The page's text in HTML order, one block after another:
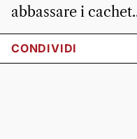
abbassare i
CONDIVIDI